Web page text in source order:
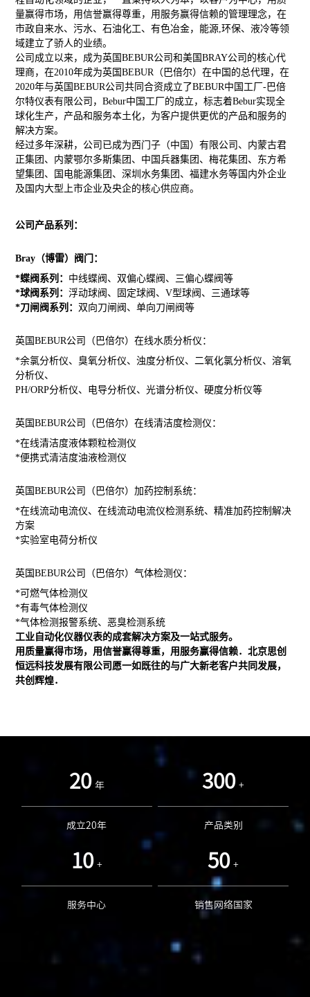
量赢得市场，用信誉赢得尊重，用服务赢得信赖的管理理念，在
市政自来水、污水、石油化工、有色冶金，能源,环保、液冷等领
域建立了骄人的业绩。
公司成立以来，成为英国BEBUR公司和美国BRAY公司的核心代
理商，在2010年成为英国BEBUR（巴倍尔）在中国的总代理，在
2020年与英国BEBUR公司共同合资成立了BEBUR中国工厂-巴倍
尔特仪表有限公司，Bebur中国工厂的成立，标志着Bebur实现全
球化生产，产品和服务本土化，为客户提供更优的产品和服务的
解决方案。
经过多年深耕，公司已成为西门子（中国）有限公司、内蒙古君
正集团、内蒙鄂尔多斯集团、中国兵器集团、梅花集团、东方希
望集团、国电能源集团、深圳水务集团、福建水务等国内外企业
及国内大型上市企业及央企的核心供应商。
公司产品系列：
Bray （博雷）阀门
：
*蝶阀系列： 中线蝶阀、双偏心蝶阀、三偏心蝶阀等
*球阀系列：浮动球阀、固定球阀、V型球阀 、 三通球等
*刀闸阀系列 ： 双向刀闸阀、单向刀闸阀等
英国BEBUR公司（巴倍尔）在线水质分析仪：
*余氯分析仪、臭氧分析仪、浊度分析仪、二氧化氯分析仪、溶氧
分析仪、
PH/ORP分析仪、电导分析仪、光谱分析仪、硬度分析仪等
英国BEBUR公司（巴倍尔）在线清洁度检测仪 ：
*在线清洁度液体颗粒检测仪
*便携式清洁度油液检测仪
英国BEBUR公司（巴倍尔）加药控制系统：
*在线流动电流仪、在线流动电流仪检测系统、精准加药控制解决
方案
*实验室电荷分析仪
英国BEBUR公司（巴倍尔）气体检测仪：
*可燃气体检测仪
*有毒气体检测仪
*气体检测报警系统、恶臭检测系统
工业自动化仪器仪表的成套解决方案及一站式服务。
用质量赢得市场，用信誉赢得尊重，用服务赢得信赖．北京思创
恒远科技发展有限公司愿一如既往的与广大新老客户共同发展，
共创辉煌．
20 年
成立20年
300 +
产品类别
10 +
服务中心
50 +
销售网络国家